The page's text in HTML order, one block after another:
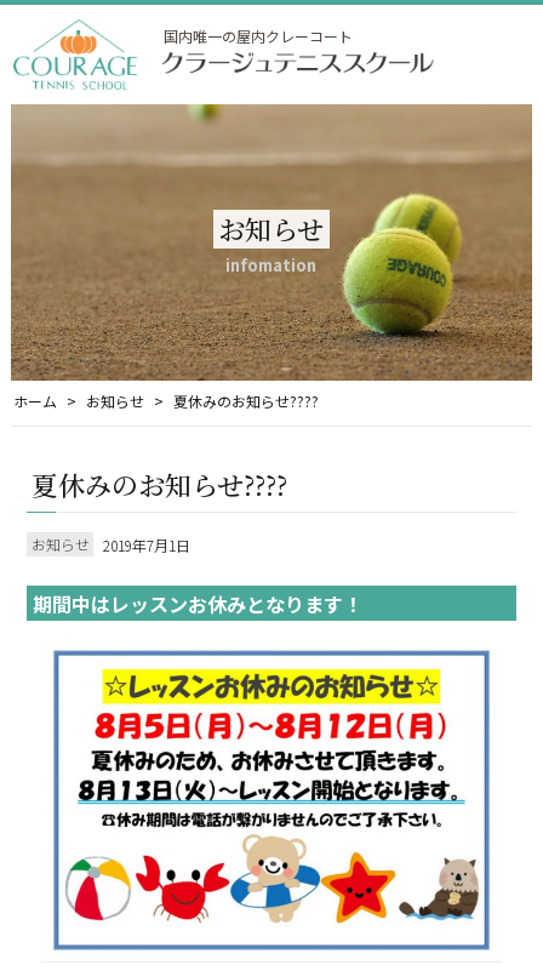
国内唯一の屋内クレーコート
お知らせ
infomation
ホーム お知らせ 夏休みのお知らせ????
夏休みのお知らせ????
お知らせ 2019年7月1日
期間中はレッスンお休みとなります！